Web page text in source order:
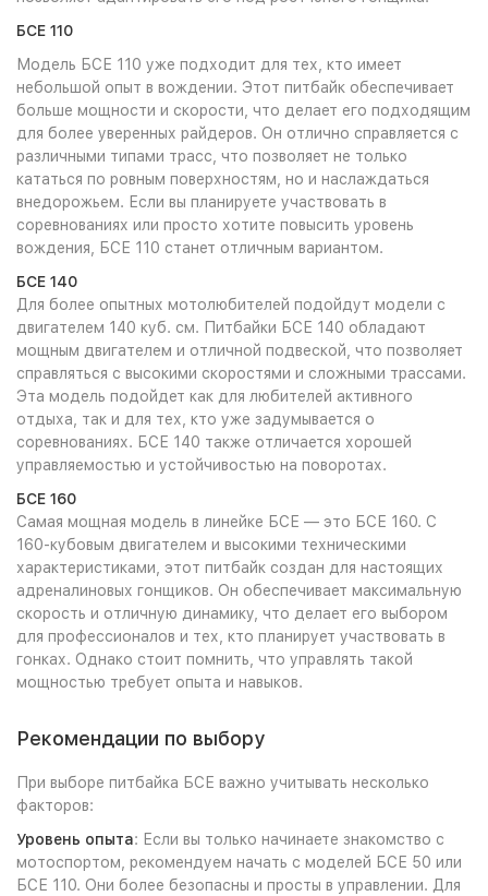
БСЕ 110
Модель БСЕ 110 уже подходит для тех, кто имеет
небольшой опыт в вождении. Этот питбайк обеспечивает
больше мощности и скорости, что делает его подходящим
для более уверенных райдеров. Он отлично справляется с
различными типами трасс, что позволяет не только
кататься по ровным поверхностям, но и наслаждаться
внедорожьем. Если вы планируете участвовать в
соревнованиях или просто хотите повысить уровень
вождения, БСЕ 110 станет отличным вариантом.
БСЕ 140
Для более опытных мотолюбителей подойдут модели с
двигателем 140 куб. см. Питбайки БСЕ 140 обладают
мощным двигателем и отличной подвеской, что позволяет
справляться с высокими скоростями и сложными трассами.
Эта модель подойдет как для любителей активного
отдыха, так и для тех, кто уже задумывается о
соревнованиях. БСЕ 140 также отличается хорошей
управляемостью и устойчивостью на поворотах.
БСЕ 160
Самая мощная модель в линейке БСЕ — это БСЕ 160. С
160-кубовым двигателем и высокими техническими
характеристиками, этот питбайк создан для настоящих
адреналиновых гонщиков. Он обеспечивает максимальную
скорость и отличную динамику, что делает его выбором
для профессионалов и тех, кто планирует участвовать в
гонках. Однако стоит помнить, что управлять такой
мощностью требует опыта и навыков.
Рекомендации по выбору
При выборе питбайка БСЕ важно учитывать несколько
факторов:
Уровень опыта: Если вы только начинаете знакомство с
мотоспортом, рекомендуем начать с моделей БСЕ 50 или
БСЕ 110. Они более безопасны и просты в управлении. Для